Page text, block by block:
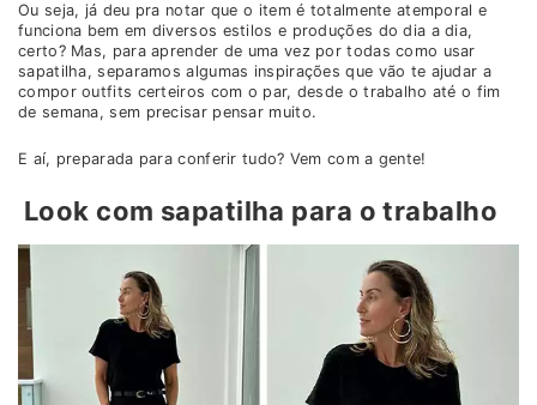
Ou seja, já deu pra notar que o item é totalmente atemporal e
funciona bem em diversos estilos e produções do dia a dia,
certo? Mas, para aprender de uma vez por todas como usar
sapatilha, separamos algumas inspirações que vão te ajudar a
compor outfits certeiros com o par, desde o trabalho até o fim
de semana, sem precisar pensar muito.
E aí, preparada para conferir tudo? Vem com a gente!
Look com sapatilha para o trabalho